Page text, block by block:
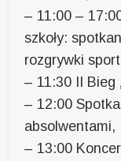
– 11:00 –
szkoły:
rozgrywki
– 11:30 II Bieg
– 12:00
absolwentami,
– 13:00